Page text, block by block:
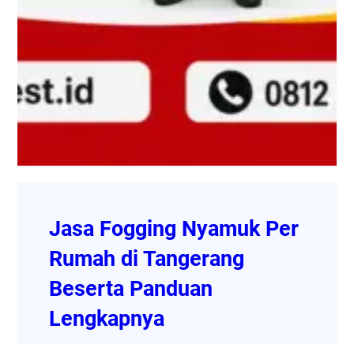
Jasa Fogging Nyamuk Per
Rumah di Tangerang
Beserta Panduan
Lengkapnya